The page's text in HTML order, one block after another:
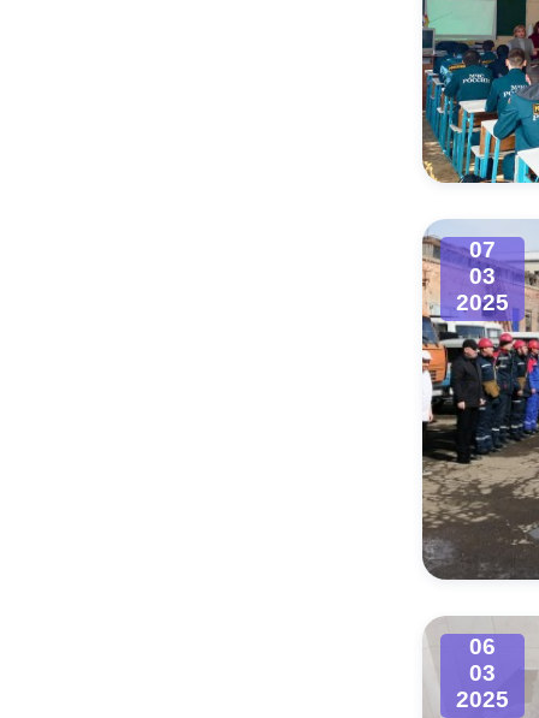
07
03
2025
06
03
2025